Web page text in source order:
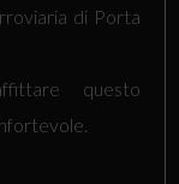
di Porta
questo